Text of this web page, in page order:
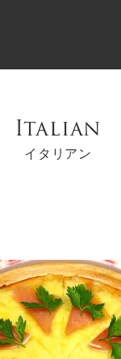
Italian
イタリアン